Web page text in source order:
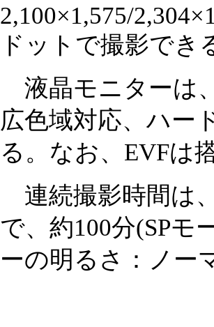
2,100×1,575/
ドットで撮影でき
液晶モニターは
広色域対応、ハー
る。なお、EVFは
連続撮影時間は
で、約100分(SPモ
ーの明るさ：ノー